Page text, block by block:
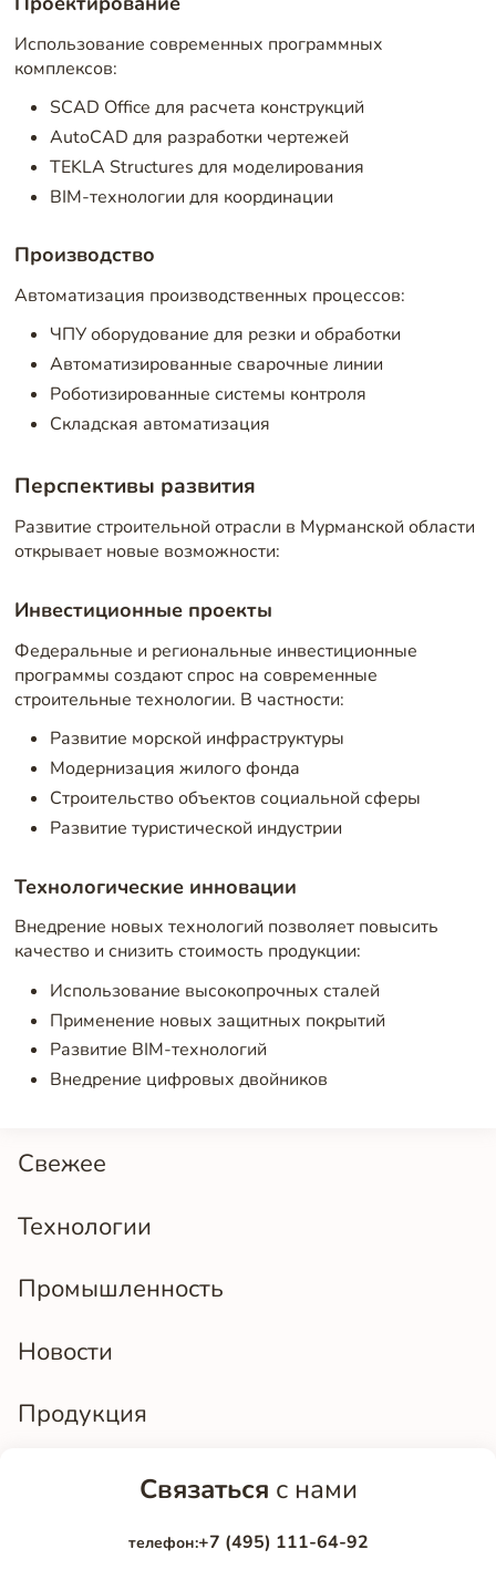
Свежее
Технологии
Промышленность
Новости
Продукция
Использование современных программных
комплексов:
SCAD Office для расчета конструкций
AutoCAD для разработки чертежей
TEKLA Structures для моделирования
BIM-технологии для координации
Производство
Автоматизация производственных процессов:
ЧПУ оборудование для резки и обработки
Автоматизированные сварочные линии
Роботизированные системы контроля
Складская автоматизация
Перспективы развития
Развитие строительной отрасли в Мурманской области
открывает новые возможности:
Инвестиционные проекты
Федеральные и региональные инвестиционные
программы создают спрос на современные
строительные технологии. В частности:
Развитие морской инфраструктуры
Модернизация жилого фонда
Строительство объектов социальной сферы
Развитие туристической индустрии
Технологические инновации
Внедрение новых технологий позволяет повысить
качество и снизить стоимость продукции:
Использование высокопрочных сталей
Применение новых защитных покрытий
Развитие BIM-технологий
Внедрение цифровых двойников
Связаться с нами
телефон:+7 (495) 111-64-92